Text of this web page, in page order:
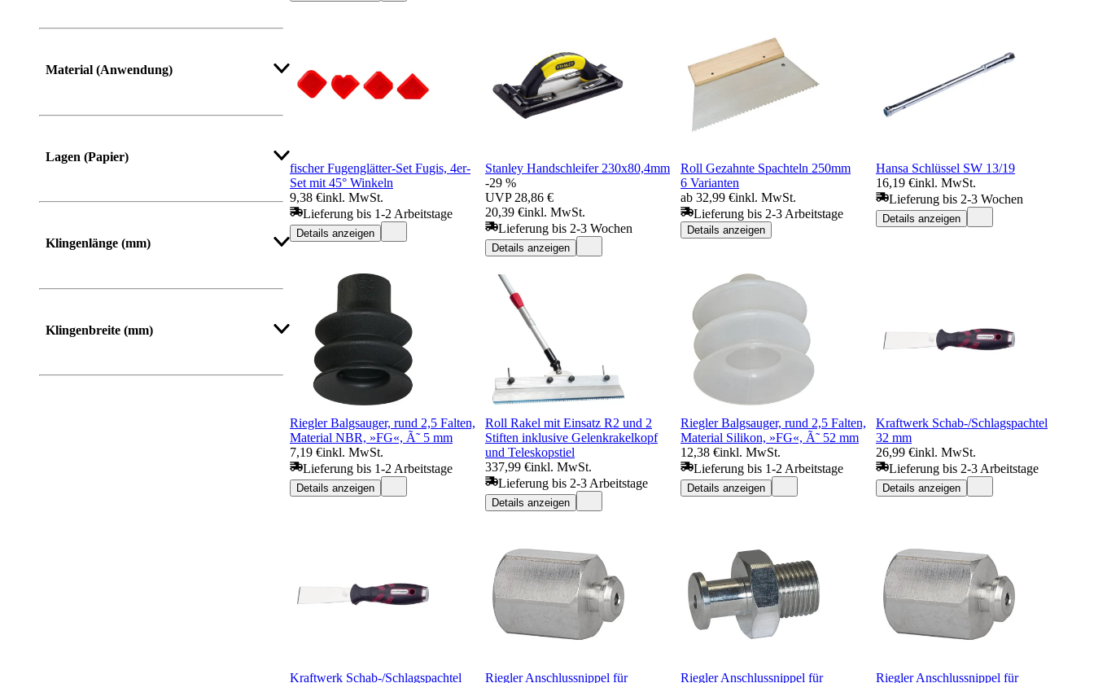
Material (Anwendung)
Lagen (Papier)
Klingenlänge (mm)
Klingenbreite (mm)
fischer Fugenglätter-Set Fugis, 4er-
Set mit 45° Winkeln
9,38 €inkl. MwSt.
Lieferung bis 1-2 Arbeitstage
Details anzeigen
Stanley Handschleifer 230x80,4mm
-29 %
UVP 28,86 €
20,39 €inkl. MwSt.
Lieferung bis 2-3 Wochen
Details anzeigen
Roll Gezahnte Spachteln 250mm
6 Varianten
ab 32,99 €inkl. MwSt.
Lieferung bis 2-3 Arbeitstage
Details anzeigen
Hansa Schlüssel SW 13/19
16,19 €inkl. MwSt.
Lieferung bis 2-3 Wochen
Details anzeigen
Riegler Balgsauger, rund 2,5 Falten,
Material NBR, »FG«, Ã˜ 5 mm
7,19 €inkl. MwSt.
Lieferung bis 1-2 Arbeitstage
Details anzeigen
Roll Rakel mit Einsatz R2 und 2
Stiften inklusive Gelenkrakelkopf
und Teleskopstiel
337,99 €inkl. MwSt.
Lieferung bis 2-3 Arbeitstage
Details anzeigen
Riegler Balgsauger, rund 2,5 Falten,
Material Silikon, »FG«, Ã˜ 52 mm
12,38 €inkl. MwSt.
Lieferung bis 1-2 Arbeitstage
Details anzeigen
Kraftwerk Schab-/Schlagspachtel
32 mm
26,99 €inkl. MwSt.
Lieferung bis 2-3 Arbeitstage
Details anzeigen
Kraftwerk Schab-/Schlagspachtel Riegler Anschlussnippel für Riegler Anschlussnippel für Riegler Anschlussnippel für